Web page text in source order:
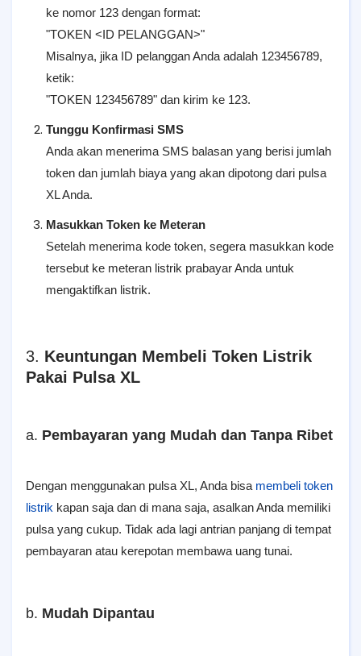
ke nomor 123 dengan format:
"TOKEN <ID PELANGGAN>"
Misalnya, jika ID pelanggan Anda adalah 123456789,
ketik:
"TOKEN 123456789" dan kirim ke 123.
Tunggu Konfirmasi SMS
Anda akan menerima SMS balasan yang berisi jumlah
token dan jumlah biaya yang akan dipotong dari pulsa
XL Anda.
Masukkan Token ke Meteran
Setelah menerima kode token, segera masukkan kode
tersebut ke meteran listrik prabayar Anda untuk
mengaktifkan listrik.
3. Keuntungan Membeli Token Listrik
Pakai Pulsa XL
a. Pembayaran yang Mudah dan Tanpa Ribet
Dengan menggunakan pulsa XL, Anda bisa membeli token
listrik kapan saja dan di mana saja, asalkan Anda memiliki
pulsa yang cukup. Tidak ada lagi antrian panjang di tempat
pembayaran atau kerepotan membawa uang tunai.
b. Mudah Dipantau